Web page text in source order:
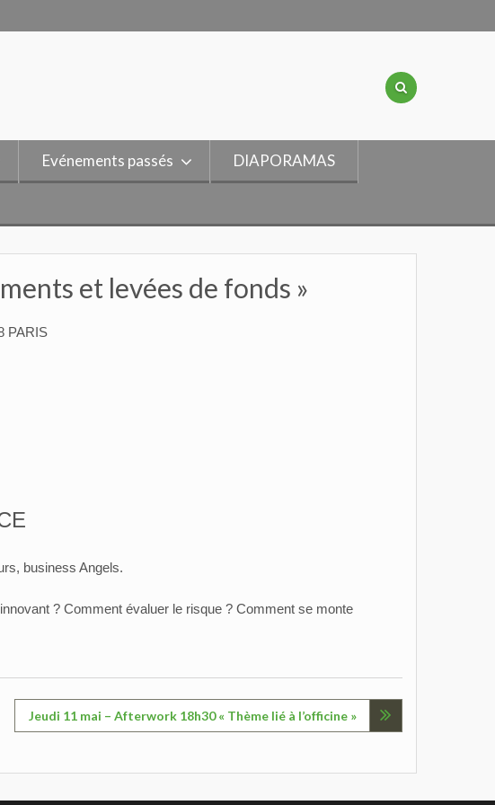
Evénements passés DIAPORAMAS
et levées de fonds »
PARIS
business Angels.
? Comment évaluer le risque ? Comment se monte
Jeudi 11 mai – Afterwork 18h30 « Thème lié à l’officine »